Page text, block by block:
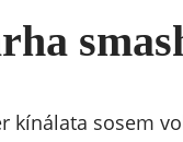
kínálata sosem